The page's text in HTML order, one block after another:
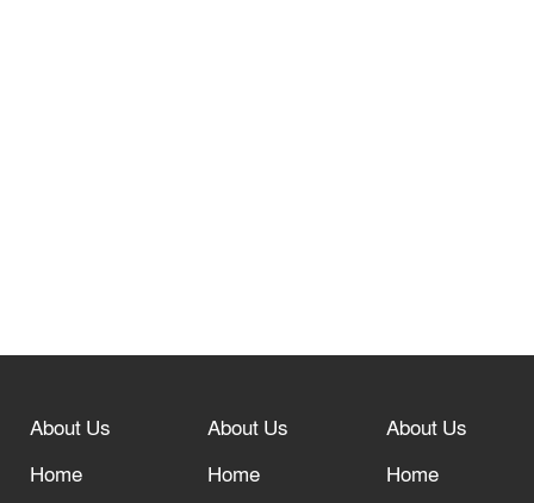
“অসহযোগ” আন্দোলনের হুমকি
দরজা খোলা রেখেছেন
About Us
Home
About Us
Home
About Us
Home